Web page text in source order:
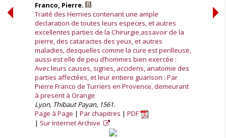
Franco, Pierre.
Traité des Hernies contenant une ample
declaration de toutes leurs especes, et autres
excellentes parties de la Chirurgie,assavoir de la
pierre, des cataractes des yeux, et autres
maladies, desquelles comme la cure est perilleuse,
aussi est elle de peu d’hommes bien exercée :
Avec leurs causes, signes, accidens, anatomie des
parties affectées, et leur entiere guarison : Par
Pierre Franco de Turriers en Provence, demeurant
à present à Orange
Lyon, Thibaut Payan, 1561.
Page à Page
Par chapitres
PDF
Sur Internet Archive